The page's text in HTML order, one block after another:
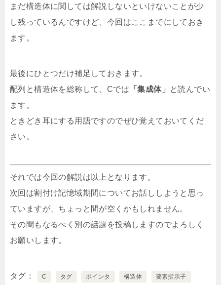
まだ構造体に関しては解説しないといけないことが少
し残っているんですけど、今回はここまでにしておき
ます。
最後にひとつだけ補足しておきます。
配列と構造体を総称して、Cでは 「集成体」
と読んでい
ます。
ときどき耳にする用語ですのでぜひ覚えておいてくだ
さい。
それでは今回の解説は以上となります。
次回は割付け記憶域期間についてお話ししようと思っ
ていますが、ちょっと間が空くかもしれません。
その間もなるべく別の話題を投稿しますのでよろしく
お願いします。
タグ C タグ ポインタ 構造体 要素指示子